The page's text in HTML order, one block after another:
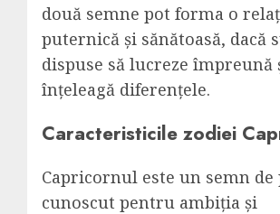
două semne pot forma o
puternică și sănătoasă, dacă
dispuse să lucreze împreună
înțeleagă diferențele.
Caracteristicile zodiei
Capricornul este un semn de
cunoscut pentru ambiția și